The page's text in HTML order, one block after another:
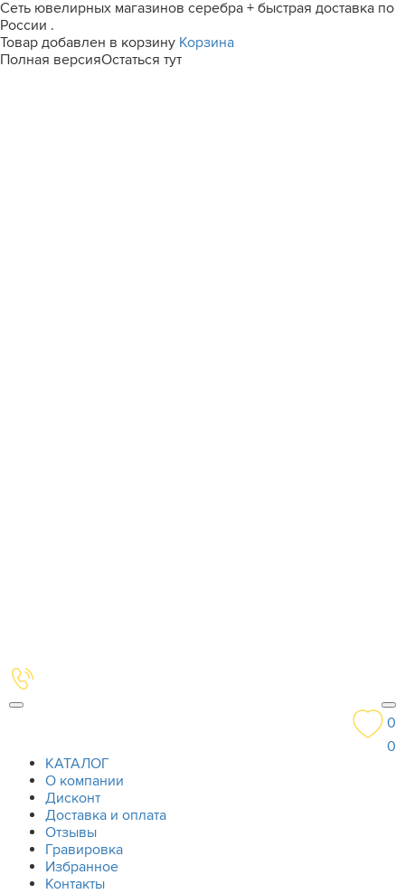
Сеть ювелирных магазинов серебра + быстрая доставка по
России .
Товар добавлен в корзину Корзина
Полная версияОстаться тут
0
0
КАТАЛОГ
О компании
Дисконт
Доставка и оплата
Отзывы
Гравировка
Избранное
Контакты